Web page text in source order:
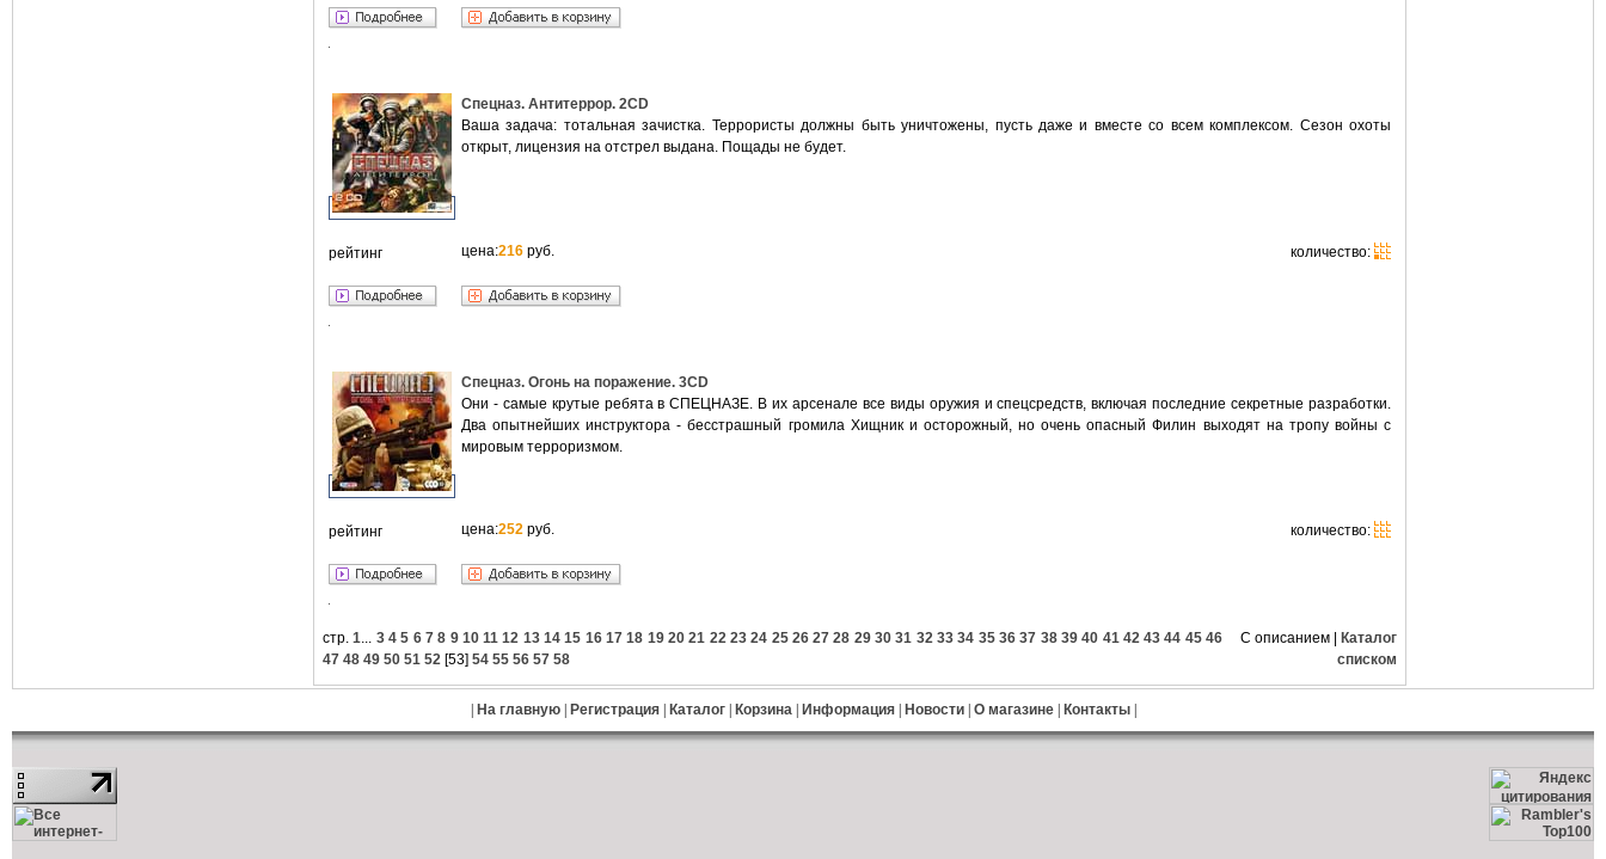
Спецназ. Антитеррор. 2CD
Ваша задача: тотальная зачистка. Террористы должны быть уничтожены, пусть даже и вместе со всем комплексом. Сезон охоты
открыт, лицензия на отстрел выдана. Пощады не будет.
рейтинг цена:216 руб. количество:
Спецназ. Огонь на поражение. 3CD
Они - самые крутые ребята в СПЕЦНАЗЕ. В их арсенале все виды оружия и спецсредств, включая последние секретные разработки.
Два опытнейших инструктора - бесстрашный громила Хищник и осторожный, но очень опасный Филин выходят на тропу войны с
мировым терроризмом.
рейтинг цена:252 руб. количество:
стр.1... 3 4 5 6 7 8 9 10 11 12 13 14 15 16 17 18 19 20 21 22 23 24 25 26 27 28 29 30 31 32 33 34 35 36 37 38 39 40 41 42 43 44 45 46
47 48 49 50 51 52 [53] 54 55 56 57 58
С описанием
Каталог
списком
На главную| Регистрация| Каталог| Корзина| Информация| Новости| О магазине| Контакты|